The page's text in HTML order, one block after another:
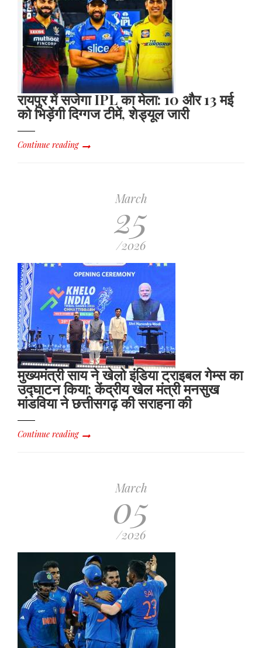
रायपुर में सजेगा IPL का मेला: 10 और 13 मई
को भिड़ेंगी दिग्गज टीमें, शेड्यूल जारी
Continue reading
March
25
/2026
मुख्यमंत्री साय ने खेलो इंडिया ट्राइबल गेम्स का
उद्घाटन किया; केंद्रीय खेल मंत्री मनसुख
मांडविया ने छत्तीसगढ़ की सराहना की
Continue reading
March
05
/2026